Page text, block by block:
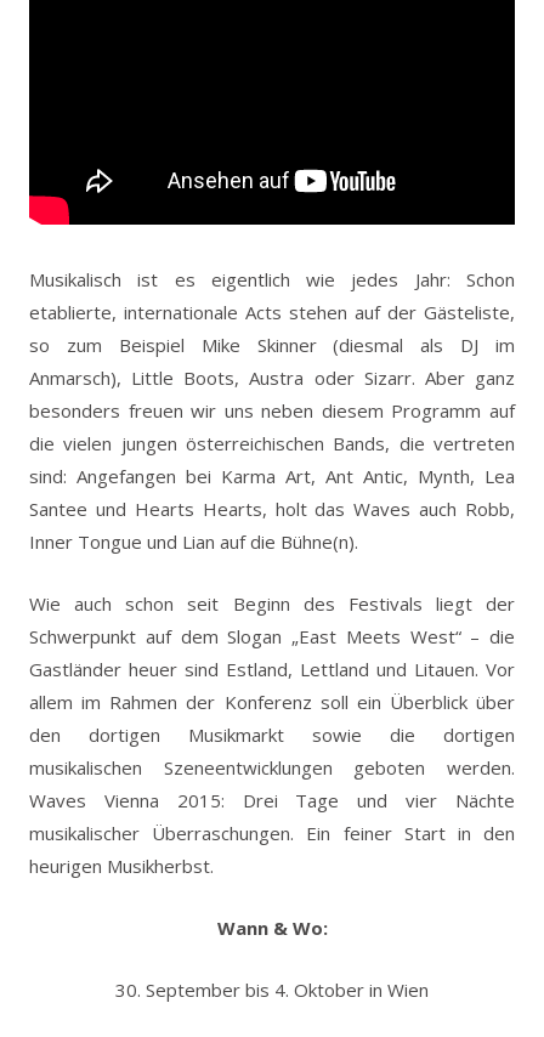
Musikalisch ist es eigentlich wie jedes Jahr: Schon
etablierte, internationale Acts stehen auf der Gästeliste,
so zum Beispiel Mike Skinner (diesmal als DJ im
Anmarsch), Little Boots, Austra oder Sizarr. Aber ganz
besonders freuen wir uns neben diesem Programm auf
die vielen jungen österreichischen Bands, die vertreten
sind: Angefangen bei Karma Art, Ant Antic, Mynth, Lea
Santee und Hearts Hearts, holt das Waves auch Robb,
Inner Tongue und Lian auf die Bühne(n).
Wie auch schon seit Beginn des Festivals liegt der
Schwerpunkt auf dem Slogan „East Meets West“ – die
Gastländer heuer sind Estland, Lettland und Litauen. Vor
allem im Rahmen der Konferenz soll ein Überblick über
den dortigen Musikmarkt sowie die dortigen
musikalischen Szeneentwicklungen geboten werden.
Waves Vienna 2015: Drei Tage und vier Nächte
musikalischer Überraschungen. Ein feiner Start in den
heurigen Musikherbst.
Wann & Wo:
30. September bis 4. Oktober in Wien